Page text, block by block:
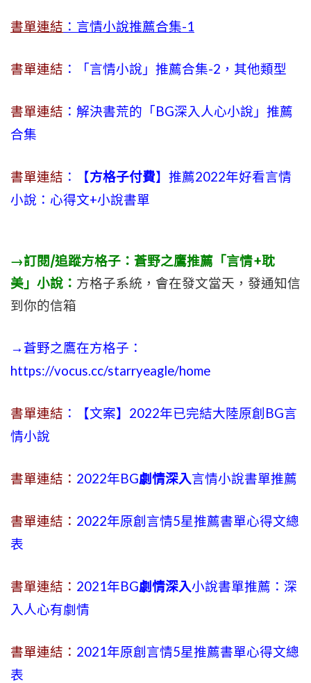
書單連結 ：言情小說推薦合集-1
書單連結 ：「言情小說」推薦合集-2，其他類型
書單連結 ：解決書荒的「BG深入人心小說」推薦
合集
書單連結 ：【方格子付費】推薦2022年好看言情
小說：心得文+小說書單
→訂閱/追蹤方格子：蒼野之鷹推薦「言情+耽
美」小說： 方格子系統，會在發文當天，發通知信
到你的信箱
→蒼野之鷹在方格子：
https://vocus.cc/starryeagle/home
書單連結 ：【文案】2022年已完結大陸原創BG言
情小說
書單連結： 2022年BG劇情深入言情小說書單推薦
書單連結： 2022年原創言情5星推薦書單心得文總
表
書單連結： 2021年BG劇情深入小說書單推薦：深
入人心有劇情
書單連結： 2021年原創言情5星推薦書單心得文總
表